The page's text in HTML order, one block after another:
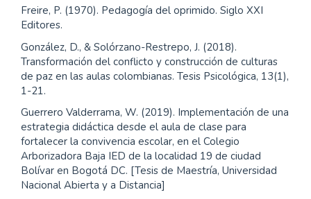
Freire, P. (1970). Pedagogía del oprimido. Siglo XXI
Editores.
González, D., & Solórzano-Restrepo, J. (2018).
Transformación del conflicto y construcción de culturas
de paz en las aulas colombianas. Tesis Psicológica, 13(1),
1-21.
Guerrero Valderrama, W. (2019). Implementación de una
estrategia didáctica desde el aula de clase para
fortalecer la convivencia escolar, en el Colegio
Arborizadora Baja IED de la localidad 19 de ciudad
Bolívar en Bogotá DC. [Tesis de Maestría, Universidad
Nacional Abierta y a Distancia]